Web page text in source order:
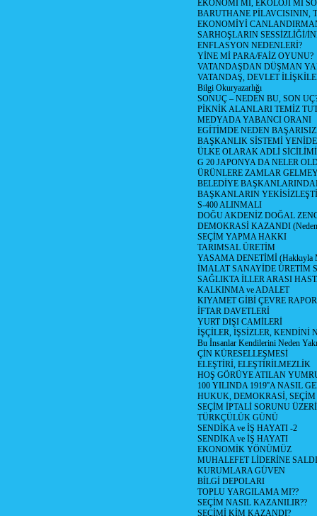
EKONOMİ Mİ, EKOLOJİ Mİ
BARUTHANE PİLAVCISININ,
EKONOMİYİ
SARHOŞLARIN SESSİZLİĞİ/
ENFLASYON NEDENLERİ?
YİNE Mİ PARA/FAİZ OYUNU?
VATANDAŞDAN DÜŞMAN
VATANDAŞ, DEVLET
Bilgi Okuryazarlığı
SONUÇ – NEDEN BU, SON
PİKNİK ALANLARI TEMİZ
MEDYADA YABANCI ORANI
EGİTİMDE NEDEN
BAŞKANLIK SİSTEMİ
ÜLKE OLARAK ADLİ
G 20 JAPONYA DA NELER
ÜRÜNLERE ZAMLAR
BELEDİYE
BAŞKANLARIN
S-400 ALINMALI
DOĞU AKDENİZ DOĞAL
DEMOKRASİ KAZANDI (Neden
SEÇİM YAPMA HAKKI
TARIMSAL ÜRETİM
YASAMA DENETİMİ (Hakkıyla
İMALAT SANAYİDE ÜRETİM
SAĞLIKTA İLLER ARASI
KALKINMA ve ADALET
KIYAMET GİBİ ÇEVRE
İFTAR DAVETLERİ
YURT DIŞI CAMİLERİ
İŞÇİLER, İŞSİZLER, KENDİNİ
Bu İnsanlar Kendilerini Neden
ÇİN KÜRESELLEŞMESİ
ELEŞTİRİ, ELEŞTİRİLMEZLİK
HOŞ GÖRÜYE ATILAN
100 YILINDA 1919''A NASIL
HUKUK, DEMOKRASİ, SEÇİM
SEÇİM İPTALİ SORUNU
TÜRKÇÜLÜK GÜNÜ
SENDİKA ve İŞ HAYATI -2
SENDİKA ve İŞ HAYATI
EKONOMİK YÖNÜMÜZ
MUHALEFET LİDERİNE
KURUMLARA GÜVEN
BİLGİ DEPOLARI
TOPLU YARGILAMA MI??
SEÇİM NASIL KAZANILIR??
SEÇİMİ KİM KAZANDI?